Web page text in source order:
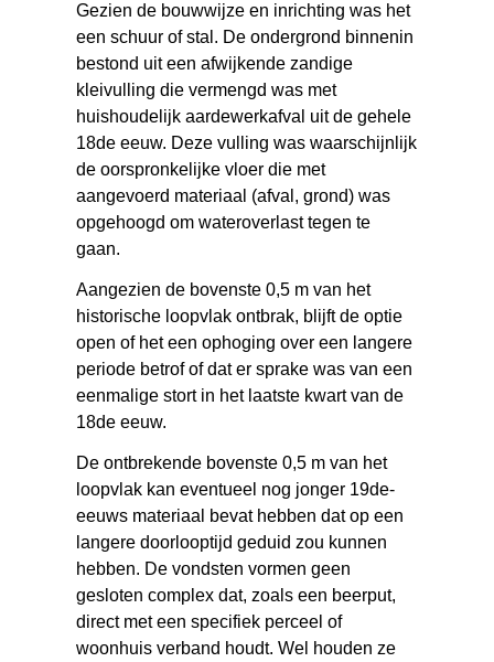
Gezien de bouwwijze en inrichting was het
een schuur of stal. De ondergrond binnenin
bestond uit een afwijkende zandige
kleivulling die vermengd was met
huishoudelijk aardewerkafval uit de gehele
18de eeuw. Deze vulling was waarschijnlijk
de oorspronkelijke vloer die met
aangevoerd materiaal (afval, grond) was
opgehoogd om wateroverlast tegen te
gaan.
Aangezien de bovenste 0,5 m van het
historische loopvlak ontbrak, blijft de optie
open of het een ophoging over een langere
periode betrof of dat er sprake was van een
eenmalige stort in het laatste kwart van de
18de eeuw.
De ontbrekende bovenste 0,5 m van het
loopvlak kan eventueel nog jonger 19de-
eeuws materiaal bevat hebben dat op een
langere doorlooptijd geduid zou kunnen
hebben. De vondsten vormen geen
gesloten complex dat, zoals een beerput,
direct met een specifiek perceel of
woonhuis verband houdt. Wel houden ze